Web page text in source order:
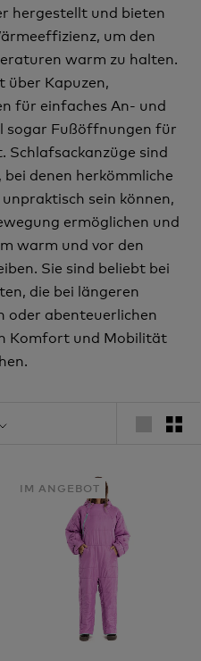
hergestellt und bieten
um den
warm zu halten.
über Kapuzen,
für einfaches An- und
sogar Fußöffnungen für
Schlafsackanzüge sind
denen herkömmliche
sein können,
ermöglichen und
warm und vor den
Sie sind beliebt bei
die bei längeren
oder abenteuerlichen
Komfort und Mobilität
IM ANGEBOT